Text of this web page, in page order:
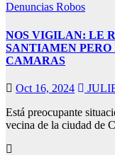
Denuncias Robos
NOS VIGILAN: LE
SANTIAMEN
CAMARAS
Oct 16, 2024
Está preocupante
vecina de la ciudad de